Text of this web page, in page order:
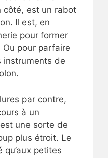
côté, est un rabot
Il est, en
pour former
pour parfaire
instruments de
par contre,
à un
une sorte de
plus étroit. Le
qu’aux petites